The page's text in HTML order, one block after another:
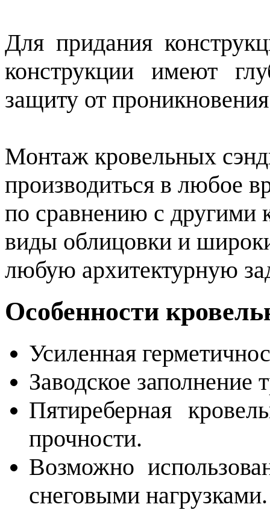
Для придания
конструкции имеют
защиту от
Монтаж кровельных
производиться в любое
по сравнению с другими
виды облицовки и
любую архитектурную
Особенности
Усиленная
Заводское заполнение
Пятиреберная
прочности.
Возможно
снеговыми нагрузками.